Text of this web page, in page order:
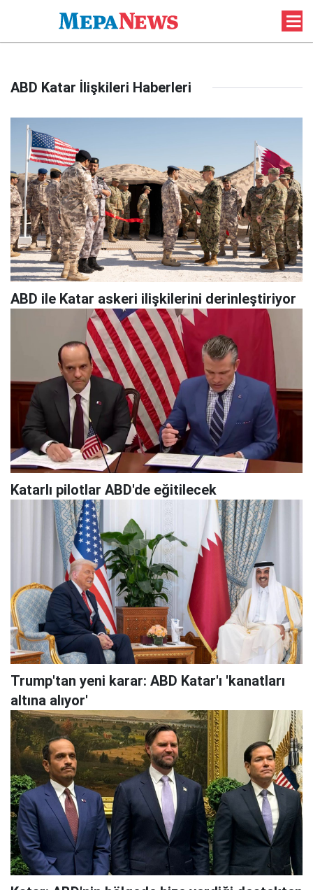
ABD Katar İlişkileri Haberleri
ABD ile Katar askeri ilişkilerini derinleştiriyor
Katarlı pilotlar ABD'de eğitilecek
Trump'tan yeni karar: ABD Katar'ı 'kanatları
altına alıyor'